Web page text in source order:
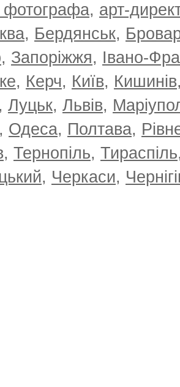
фотографа, арт-
, Бердянськ,
, Запоріжжя, Івано-
, Керч, Київ, Кишинів
, Луцьк, Львів,
, Одеса, Полтава,
, Тернопіль, Тираспіль
, Черкаси,